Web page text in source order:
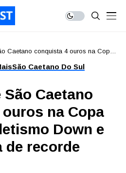
Caetano conquista 4 ouros na Copa
São Caetano Do Sul
Caetano
na Copa
Down e
de recorde